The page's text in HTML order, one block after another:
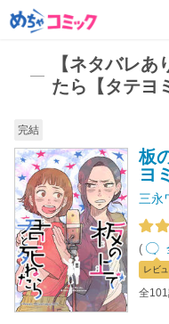
【ネタバレ
たら【タテヨ
完結
板
ヨ
三永
(
レビ
全